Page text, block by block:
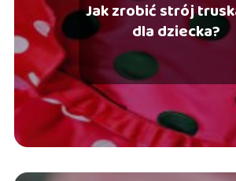
Jak zrobić strój
dla dziecka?